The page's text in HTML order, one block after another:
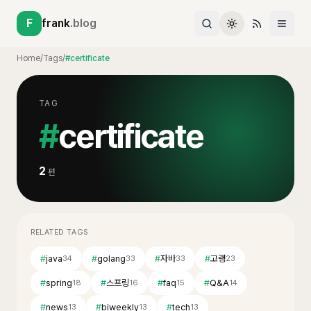
F frank.blog
Home/Tags/#certificate
TAG
#certificate
2 편
RELATED TAGS
#java34 #golang33 #자바33 #고랭23
#spring18 #스프링16 #faq15 #Q&A14
#news13 #biweekly13 #tech13